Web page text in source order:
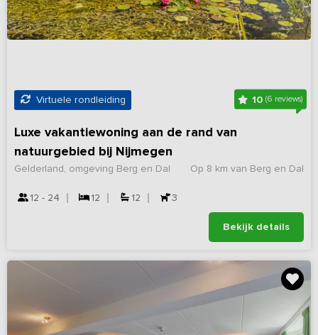
Virtuele rondleiding 10 (6 reviews)
Luxe vakantiewoning aan de rand van
natuurgebied bij Nijmegen
Op 8 km van Berg en Dal
Gelderland, omgeving Berg en Dal
12 - 24 12 12 3
Bekijk details